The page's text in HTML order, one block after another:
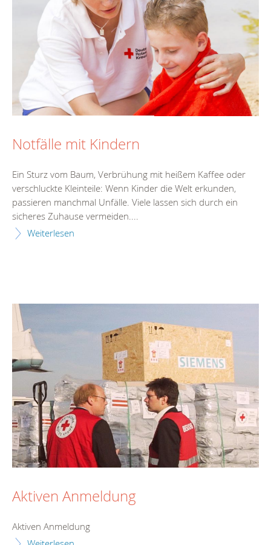
Notfälle mit Kindern
Ein Sturz vom Baum, Verbrühung mit heißem Kaffee oder
verschluckte Kleinteile: Wenn Kinder die Welt erkunden,
passieren manchmal Unfälle. Viele lassen sich durch ein
sicheres Zuhause vermeiden....
Weiterlesen
Aktiven Anmeldung
Aktiven Anmeldung